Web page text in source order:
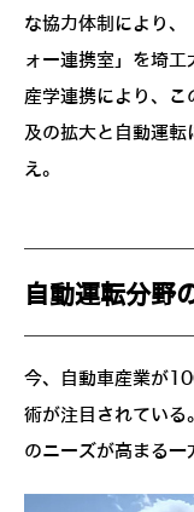
な協力体制により
ォー連携室」を埼工
産学連携により、こ
及の拡大と自動運転
え。
自動運転分野
今、自動車産業が
術が注目されている
のニーズが高まる一